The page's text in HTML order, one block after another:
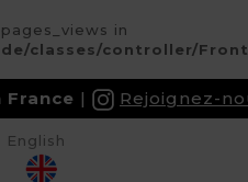
in
classes/controller/
Rejoignez-nous
English